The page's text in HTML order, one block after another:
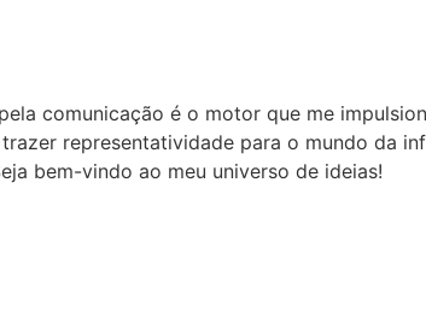
comunicação é o motor que me
representatividade para o mundo da
bem-vindo ao meu universo de ideias!